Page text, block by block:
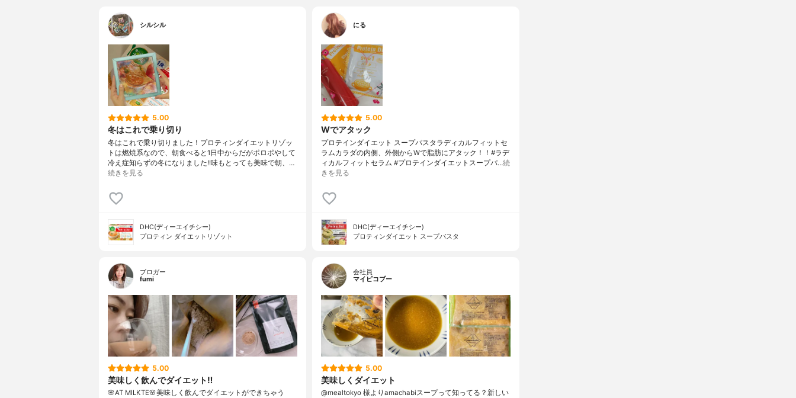
シルシル
5.00
冬はこれで乗り切り
冬はこれで乗り切りました！プロティンダイエットリゾッ
トは燃焼系なので、朝食べると1日中からだがポロポやして
冷え症知らずの冬になりました!!味もとっても美味で朝、…
続きを見る
DHC(ディーエイチシー)
プロティン ダイエットリゾット
にる
5.00
Wでアタック
プロテインダイエット スープパスタラディカルフィットセ
ラムカラダの内側、外側からWで脂肪にアタック！！#ラデ
ィカルフィットセラム #プロテインダイエットスープパ…続
きを見る
DHC(ディーエイチシー)
プロティンダイエット スープパスタ
ブロガー
fumi
5.00
美味しく飲んでダイエット‼️
🌸AT MILKTE🌸美味しく飲んでダイエットができちゃう
会社員
マイピコブー
5.00
美味しくダイエット
@mealtokyo 様よりamachabiスープって知ってる？新しい